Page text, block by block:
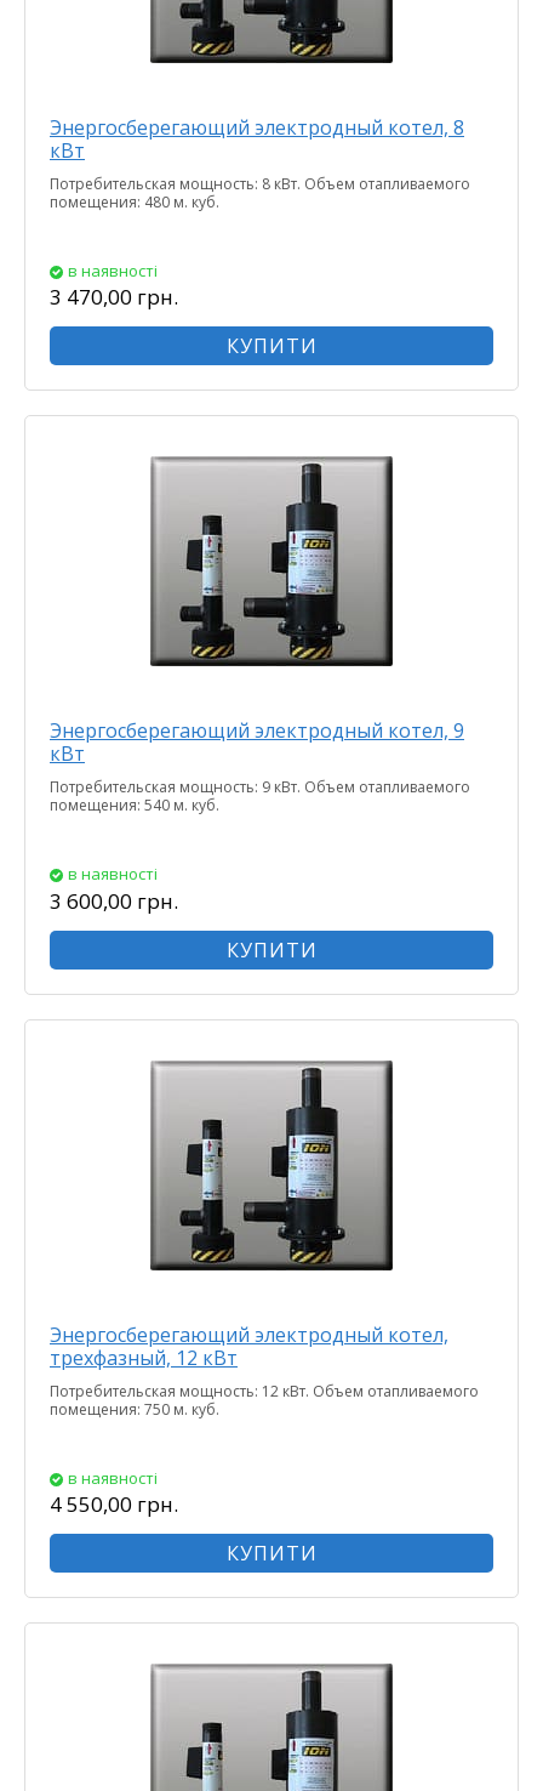
Энергосберегающий электродный котел, 8
кВт
Потребительская мощность: 8 кВт. Объем отапливаемого
помещения: 480 м. куб.
в наявності
3 470,00 грн.
КУПИТИ
Энергосберегающий электродный котел, 9
кВт
Потребительская мощность: 9 кВт. Объем отапливаемого
помещения: 540 м. куб.
в наявності
3 600,00 грн.
КУПИТИ
Энергосберегающий электродный котел,
трехфазный, 12 кВт
Потребительская мощность: 12 кВт. Объем отапливаемого
помещения: 750 м. куб.
в наявності
4 550,00 грн.
КУПИТИ